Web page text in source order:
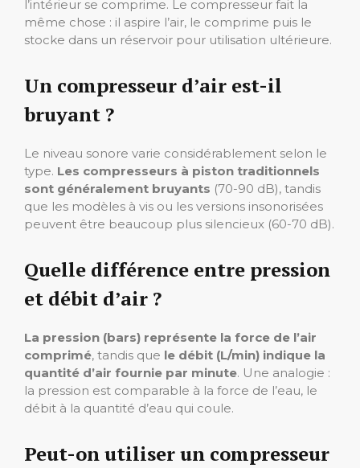
l’intérieur se comprime. Le compresseur fait la
même chose : il aspire l’air, le comprime puis le
stocke dans un réservoir pour utilisation ultérieure.
Un compresseur d’air est-il
bruyant ?
Le niveau sonore varie considérablement selon le
type. Les compresseurs à piston traditionnels
sont généralement bruyants (70-90 dB), tandis
que les modèles à vis ou les versions insonorisées
peuvent être beaucoup plus silencieux (60-70 dB).
Quelle différence entre pression
et débit d’air ?
La pression (bars) représente la force de l’air
comprimé, tandis que le débit (L/min) indique la
quantité d’air fournie par minute. Une analogie :
la pression est comparable à la force de l’eau, le
débit à la quantité d’eau qui coule.
Peut-on utiliser un compresseur